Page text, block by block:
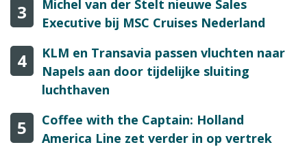
3
Michel van der Stelt nieuwe Sales
Executive bij MSC Cruises Nederland
4
KLM en Transavia passen vluchten naar
Napels aan door tijdelijke sluiting
luchthaven
5
Coffee with the Captain: Holland
America Line zet verder in op vertrek